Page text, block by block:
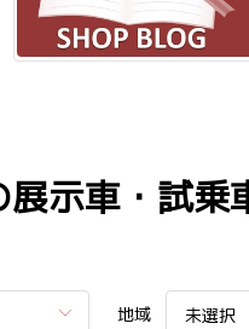
示車・試乗
地域 未選択